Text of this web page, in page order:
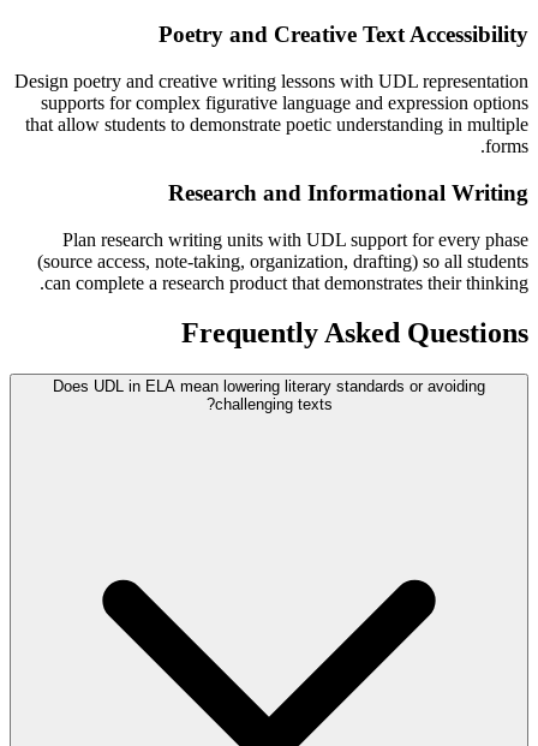
Poetry and Creative Text Accessibility
Design poetry and creative writing lessons with UDL representation
supports for complex figurative language and expression options
that allow students to demonstrate poetic understanding in multiple
forms.
Research and Informational Writing
Plan research writing units with UDL support for every phase
(source access, note-taking, organization, drafting) so all students
can complete a research product that demonstrates their thinking.
Frequently Asked Questions
Does UDL in ELA mean lowering literary standards or avoiding
challenging texts?